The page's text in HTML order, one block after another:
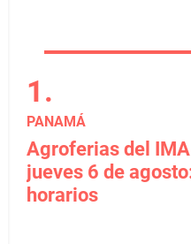
PANAMÁ
Agroferias del
jueves 6 de
horarios